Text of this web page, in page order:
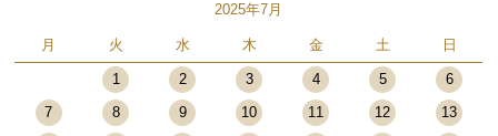
2025年7月
月 火 水 木 金 土 日
1 2 3 4 5
6
7
8 9 10 11 12
13